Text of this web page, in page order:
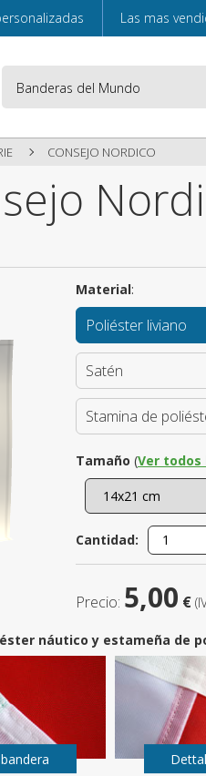
Las mas
CONSEJO NORDICO
Material:
Poliéster liviano
Satén
Stamina de
Tamaño (Ver
Cantidad:
Precio: 5,00 €
náutico y estameña de